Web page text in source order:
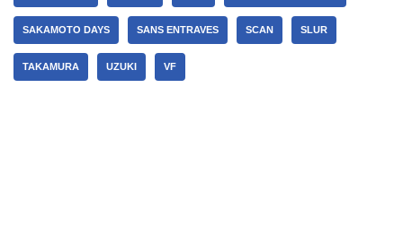
SAKAMOTO DAYS SANS ENTRAVES SCAN SLUR
TAKAMURA UZUKI VF